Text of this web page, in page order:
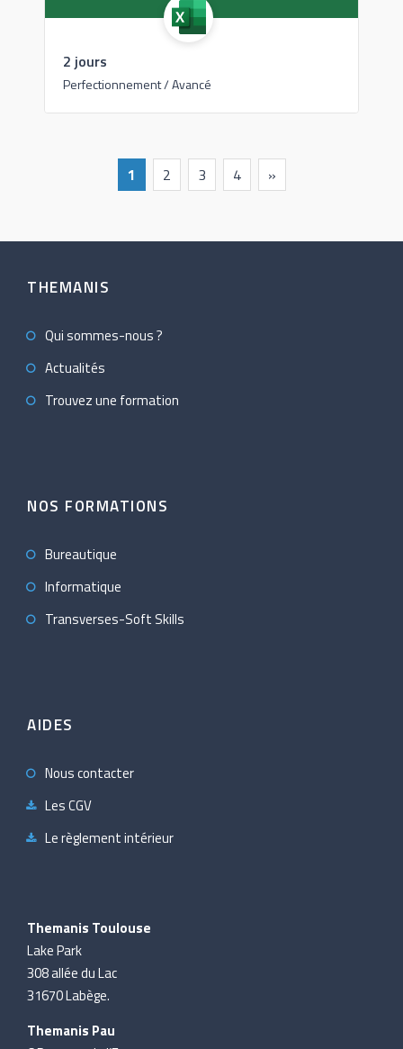
2 jours
Perfectionnement / Avancé
1 2 3 4 »
THEMANIS
Qui sommes-nous ?
Actualités
Trouvez une formation
NOS FORMATIONS
Bureautique
Informatique
Transverses-Soft Skills
AIDES
Nous contacter
Les CGV
Le règlement intérieur
Themanis Toulouse
Lake Park
308 allée du Lac
31670 Labège.
Themanis Pau